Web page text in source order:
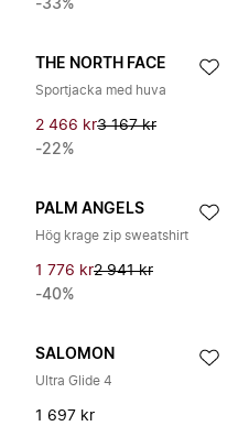
-33%
THE NORTH FACE
Sportjacka med huva
2 466 kr3 167 kr
-22%
PALM ANGELS
Hög krage zip sweatshirt
1 776 kr2 941 kr
-40%
SALOMON
Ultra Glide 4
1 697 kr